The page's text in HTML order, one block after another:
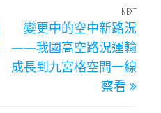
Next
Post
NEXT
變更中的空中新路況
——我國高空路況運輸
成長到九宮格空間一線
察看